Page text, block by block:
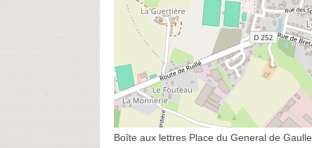
Boîte aux lettres Place du General de Gaulle